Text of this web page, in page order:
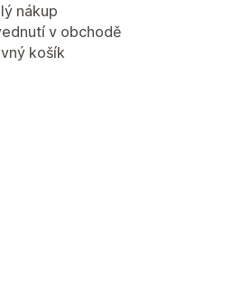
nákup
v obchodě
košík